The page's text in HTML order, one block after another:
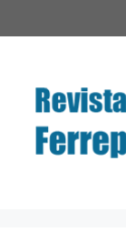
al